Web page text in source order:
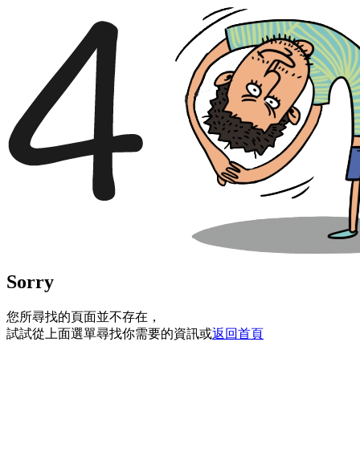
Sorry
您所尋找的頁面並不存在，
試試從上面選單尋找你需要的資訊或返回首頁